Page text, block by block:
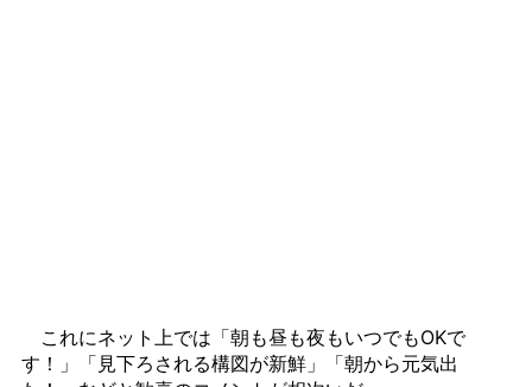
これにネット上では「朝も昼も夜もいつでもOKで
す！」「見下ろされる構図が新鮮」「朝から元気出